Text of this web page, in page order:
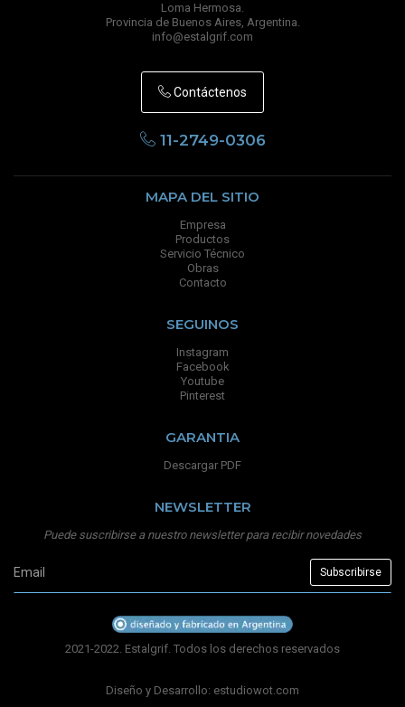
Loma Hermosa.
Provincia de Buenos Aires, Argentina.
info@estalgrif.com
Contáctenos
11-2749-0306
MAPA DEL SITIO
Empresa
Productos
Servicio Técnico
Obras
Contacto
SEGUINOS
Instagram
Facebook
Youtube
Pinterest
GARANTIA
Descargar PDF
NEWSLETTER
Puede suscribirse a nuestro newsletter para recibir novedades
2021-2022. Estalgrif. Todos los derechos reservados
Diseño y Desarrollo: estudiowot.com